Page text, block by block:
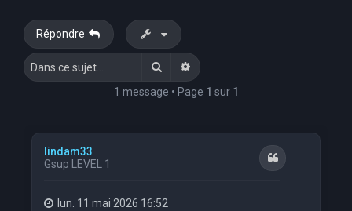
Répondre
RechercherRecherche avancée
1 message • Page 1 sur 1
lindam33
Gsup LEVEL 1
Citation
lun. 11 mai 2026 16:52